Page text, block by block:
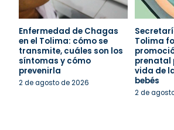
Enfermedad de Chagas
en el Tolima: cómo se
transmite, cuáles son los
síntomas y cómo
prevenirla
2 de agosto de 2026
Tolima
prenatal
vida de
bebés
2 de